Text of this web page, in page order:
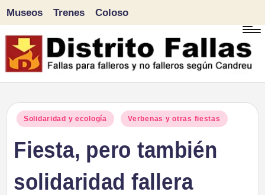
Saltar
al
Museos Trenes Coloso
Publicado
Solidaridad y ecología Verbenas y otras fiestas
Fiesta, pero también
solidaridad fallera